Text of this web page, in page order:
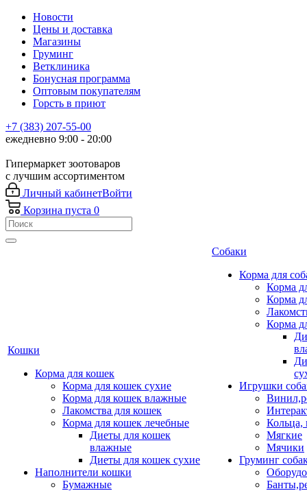
Новости
Цены и доставка
Магазины
Груминг
Ветклиника
Бонусная программа
Оптовым покупателям
Горсть в приют
+7 (383) 207-55-00
ежедневно 9:00 - 20:00
Гипермаркет зоотоваров
с лучшим ассортиментом
Личный кабинетВойти
Корзина пуста 0
Кошки
Корма для кошек
Корма для кошек сухие
Корма для кошек влажные
Лакомства для кошек
Корма для кошек лечебные
Диеты для кошек
влажные
Диеты для кошек сухие
Наполнители кошки
Бумажные
Собаки
Корма для
Корма
Корма
Корма
Игрушки
Кольца,
Мягкие
Мячики
Груминг